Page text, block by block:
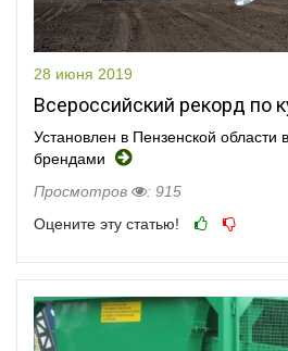
28 июня 2019
Всероссийский рекорд по
Установлен в Пензенской
брендами
Просмотров
: 915
Оцените эту статью!